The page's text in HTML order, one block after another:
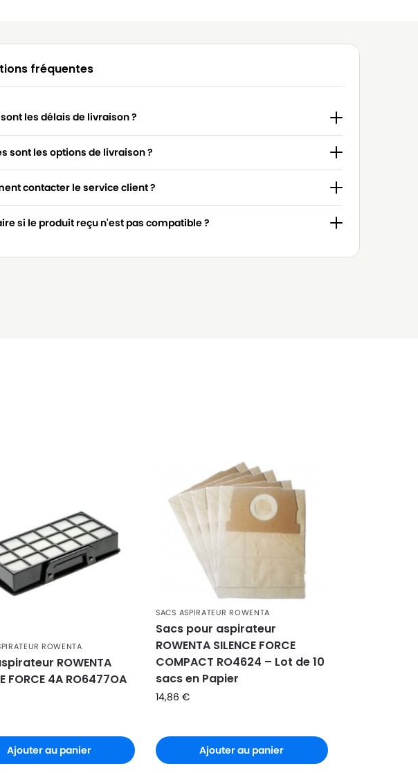
fréquentes
les délais de livraison ?
sont les options de livraison ?
contacter le service client ?
si le produit reçu n'est pas compatible ?
ROWENTA
ROWENTA
FORCE 4A RO6477OA
Ajouter au panier
SACS ASPIRATEUR ROWENTA
Sacs pour aspirateur
ROWENTA SILENCE FORCE
COMPACT RO4624 – Lot de 10
sacs en Papier
14,86€
Ajouter au panier